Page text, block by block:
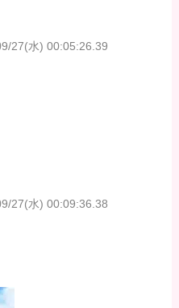
27(水) 00:05:26.39
27(水) 00:09:36.38